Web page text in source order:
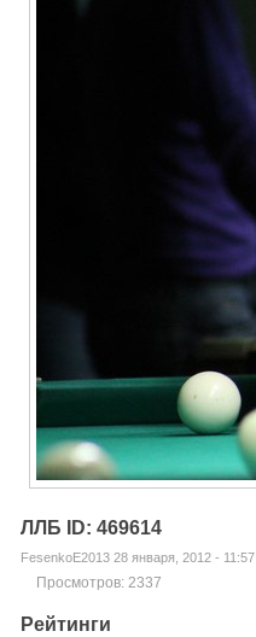
ЛЛБ ID: 469614
FesenkoE2013 28 января, 2012 - 11:57
Просмотров: 2337
Рейтинги